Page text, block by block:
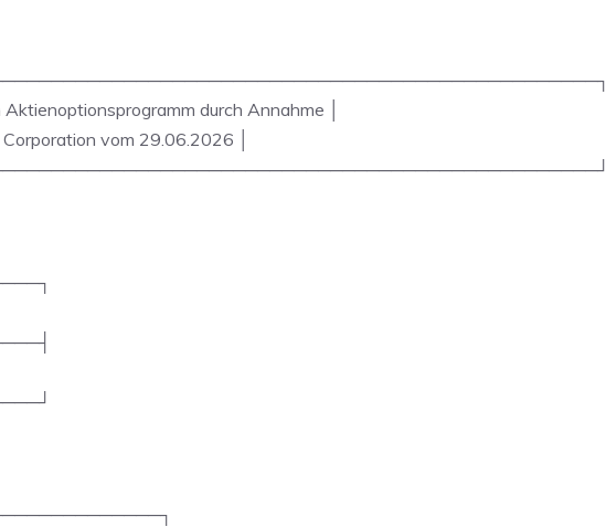
durch Annahme │
vom 29.06.2026 │